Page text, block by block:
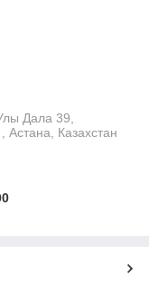
Дала 39,
Казахстан